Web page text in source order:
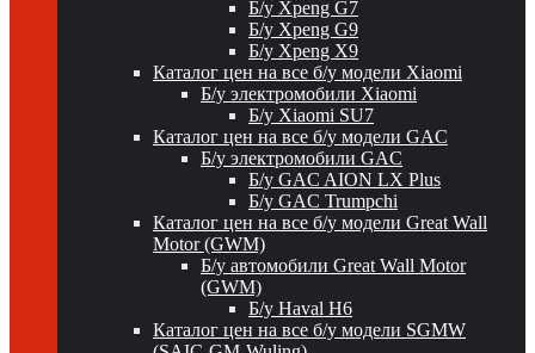
Б/у Xpeng G7
Б/у Xpeng G9
Б/у Xpeng X9
Каталог цен на все б/у модели Xiaomi
Б/у электромобили Xiaomi
Б/у Xiaomi SU7
Каталог цен на все б/у модели GAC
Б/у электромобили GAC
Б/у GAC AION LX Plus
Б/у GAC Trumpchi
Каталог цен на все б/у модели Great Wall
Motor (GWM)
Б/у автомобили Great Wall Motor
(GWM)
Б/у Haval H6
Каталог цен на все б/у модели SGMW